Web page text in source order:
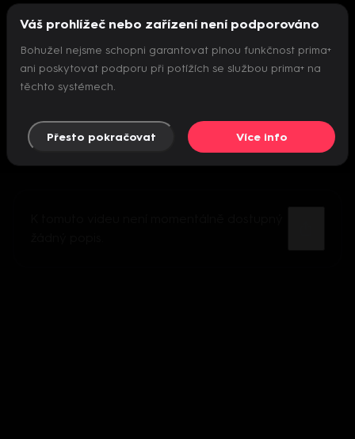
Nepodařilo se inicializovat přehrávač
Váš prohlížeč nebo zařízení není podporováno
Bohužel nejsme schopni garantovat plnou funkčnost prima+
ani poskytovat podporu při potížích se službou prima+ na
těchto systémech.
Přesto pokračovat Více info